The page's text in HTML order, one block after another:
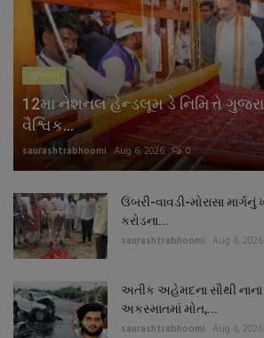
નાણાંકીય સમાચાર
સ્થાનિક સમાચાર
સ્પોર્ટ્સ
રાશિફળ
ગુનાખોરી
બોલિવૂડ
સ્વાસ્થ્ય
ગુજરાત
12મા નેશનલ હેન્ડલૂમ ડે નિમિત્તે
વૈશ્વિક...
saurashtrabhoomi Aug 6, 2026 0
ઉંબરી-વાવડી-મોરાસા
કરોડના...
saurashtrabhoomi Aug 6, 2026
અતીક અહેમદના સૌથી
અકસ્માતમાં મોત,...
saurashtrabhoomi Aug 6, 2026